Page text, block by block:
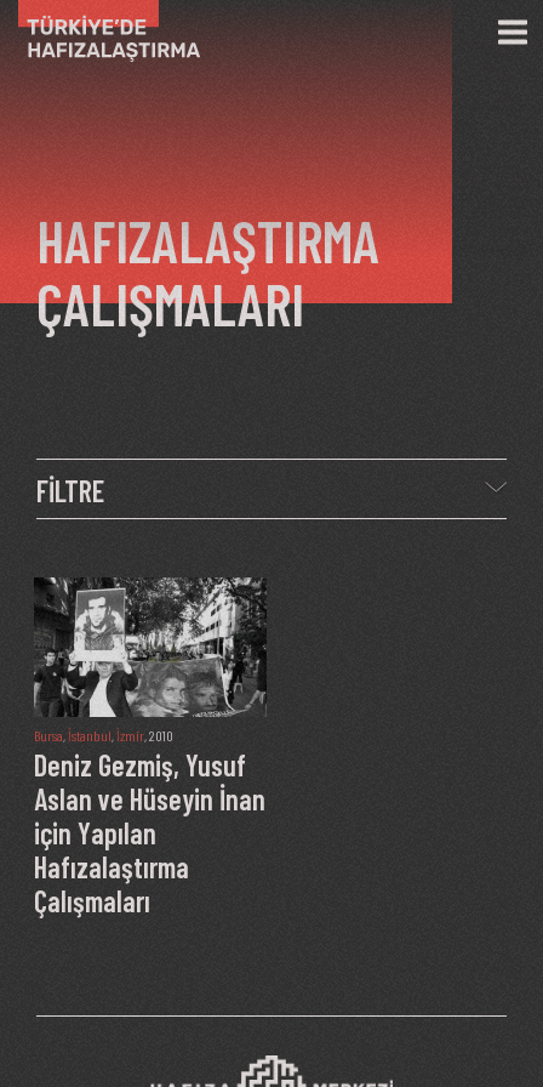
Ana içeriğe atla
HAFIZALAŞTIRMA
ÇALIŞMALARI
FİLTRE
Bursa, İstanbul, İzmir, 2010
Deniz Gezmiş, Yusuf
Aslan ve Hüseyin İnan
için Yapılan
Hafızalaştırma
Çalışmaları